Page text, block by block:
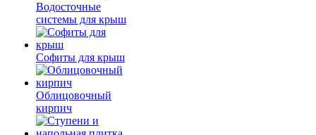
Водосточные
системы для крыш
Софиты для крыш
Облицовочный
кирпич